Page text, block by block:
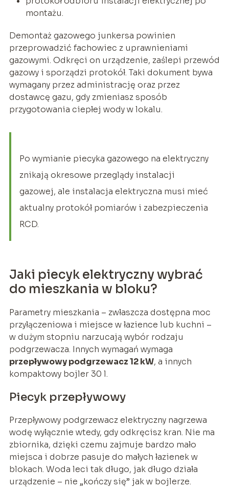
montażu.
Demontaż gazowego junkersa powinien
przeprowadzić fachowiec z uprawnieniami
gazowymi. Odkręci on urządzenie, zaślepi przewód
gazowy i sporządzi protokół. Taki dokument bywa
wymagany przez administrację oraz przez
dostawcę gazu, gdy zmieniasz sposób
przygotowania ciepłej wody w lokalu.
Po wymianie piecyka gazowego na elektryczny
znikają okresowe przeglądy instalacji
gazowej, ale instalacja elektryczna musi mieć
aktualny protokół pomiarów i zabezpieczenia
RCD.
Jaki piecyk elektryczny wybrać
do mieszkania w bloku?
Parametry mieszkania – zwłaszcza dostępna moc
przyłączeniowa i miejsce w łazience lub kuchni –
w dużym stopniu narzucają wybór rodzaju
podgrzewacza. Innych wymagań wymaga
przepływowy podgrzewacz 12 kW, a innych
kompaktowy bojler 30 l.
Piecyk przepływowy
Przepływowy podgrzewacz elektryczny nagrzewa
wodę wyłącznie wtedy, gdy odkręcisz kran. Nie ma
zbiornika, dzięki czemu zajmuje bardzo mało
miejsca i dobrze pasuje do małych łazienek w
blokach. Woda leci tak długo, jak długo działa
urządzenie – nie „kończy się” jak w bojlerze.